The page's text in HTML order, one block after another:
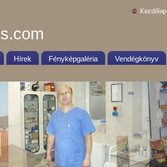
Kezdőlap
Hírek Fényképgaléria Vendégkönyv